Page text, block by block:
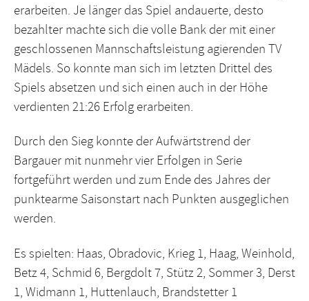
erarbeiten. Je länger das Spiel andauerte, desto
bezahlter machte sich die volle Bank der mit einer
geschlossenen Mannschaftsleistung agierenden TV
Mädels. So konnte man sich im letzten Drittel des
Spiels absetzen und sich einen auch in der Höhe
verdienten 21:26 Erfolg erarbeiten.
Durch den Sieg konnte der Aufwärtstrend der
Bargauer mit nunmehr vier Erfolgen in Serie
fortgeführt werden und zum Ende des Jahres der
punktearme Saisonstart nach Punkten ausgeglichen
werden.
Es spielten: Haas, Obradovic, Krieg 1, Haag, Weinhold,
Betz 4, Schmid 6, Bergdolt 7, Stütz 2, Sommer 3, Derst
1, Widmann 1, Huttenlauch, Brandstetter 1